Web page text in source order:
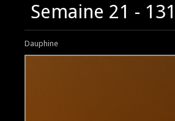
Semaine 21 -
Dauphine